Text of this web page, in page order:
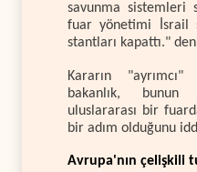
savunma sistemleri
fuar yönetimi İsrail
stantları kapattı."
Kararın
bakanlık, bunun
uluslararası bir
bir adım olduğunu
Avrupa'nın çelişkili